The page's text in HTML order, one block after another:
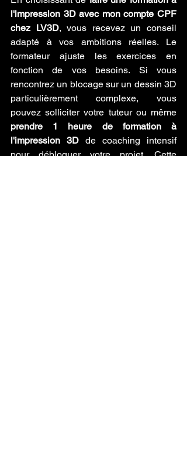
l'impression 3D avec mon compte CPF
chez LV3D, vous recevez un conseil
adapté à vos ambitions réelles. Le
formateur ajuste les exercices en
fonction de vos besoins. Si vous
rencontrez un blocage sur un dessin 3D
particulièrement complexe, vous
prendre 1 heure de formation à
l'impression 3D de coaching intensif
pour débloquer votre projet. Cette